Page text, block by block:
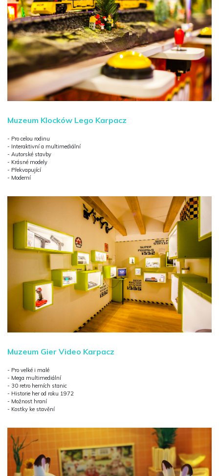
Muzeum Klocków Lego Karpacz
- Pro celou rodinu
- Interaktivní a multimediální
- Autorské stavby
- Krásné modely
- Překvapující
- Moderní
Muzeum Gier Video Karpacz
- Pro velké i malé
- Mega multimediální
- 30 retro herních stanic
- Historie her od roku 1972
- Možnost hraní
- Kostky ke stavění